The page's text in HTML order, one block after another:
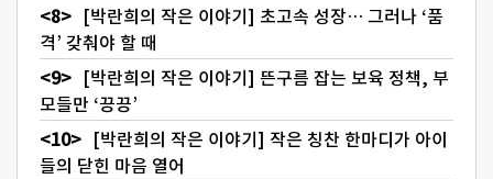
[박란희의 작은 이야기] 초고속 성장… 그러나 ‘품
격’ 갖춰야 할 때
[박란희의 작은 이야기] 뜬구름 잡는 보육 정책, 부
모들만 ‘끙끙’
[박란희의 작은 이야기] 작은 칭찬 한마디가 아이
들의 닫힌 마음 열어